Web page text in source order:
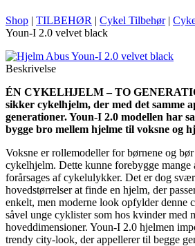
Shop | TILBEHØR | Cykel Tilbehør|
Youn-I 2.0 velvet black
Beskrivelse
ÉN CYKELHJELM – TO
sikker cykelhjelm, der med det samme
generationer. Youn-I 2.0 modellen har
bygge bro mellem hjelme til voksne og
Voksne er rollemodeller for børnene og
cykelhjelm. Dette kunne forebygge mange
forårsages af cykelulykker. Det er dog
hovedstørrelser at finde en hjelm, der
enkelt, men moderne look opfylder denne
såvel unge cyklister som hos kvinder med
hoveddimensioner. Youn-I 2.0 hjelmen
trendy city-look, der appellerer til begge